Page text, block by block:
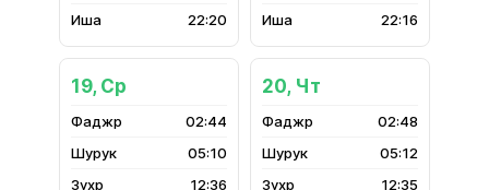
22:20
22:16
19, Ср
02:44
05:10
12:36
20, Чт
02:48
05:12
12:35